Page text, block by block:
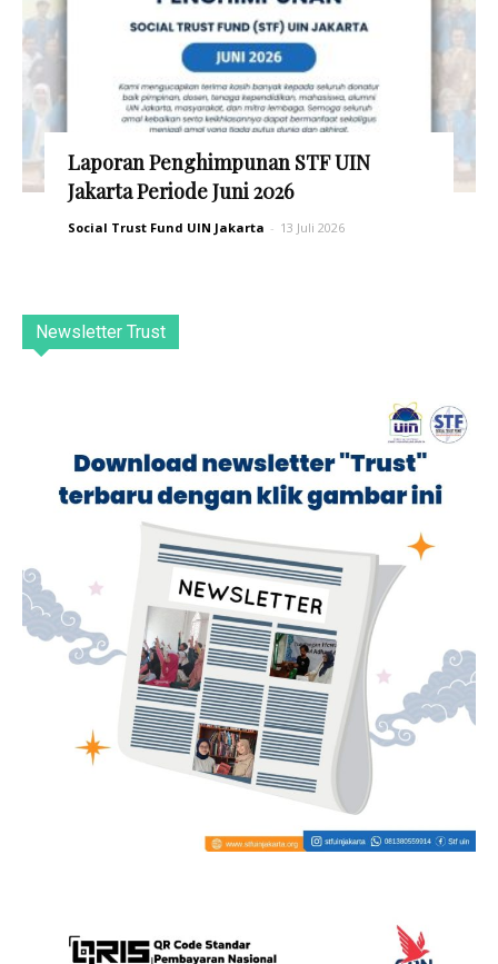
Laporan Penghimpunan STF UIN
Jakarta Periode Juni 2026
Social Trust Fund UIN Jakarta - 13 Juli 2026
Newsletter Trust